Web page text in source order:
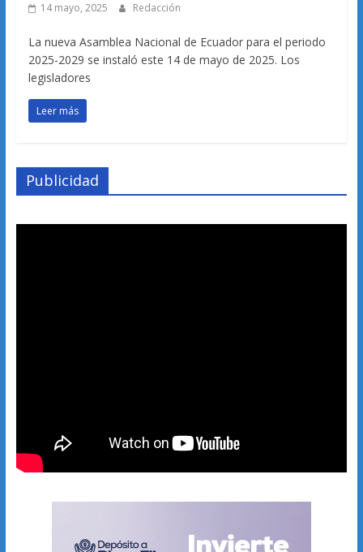
14 mayo, 2025 Redacción
La nueva Asamblea Nacional de Ecuador para el periodo
2025-2029 se instaló este 14 de mayo de 2025. Los
legisladores
Leer más
Publicidad